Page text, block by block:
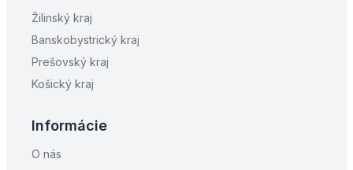
Žilinský kraj
Banskobystrický kraj
Prešovský kraj
Košický kraj
Informácie
O nás